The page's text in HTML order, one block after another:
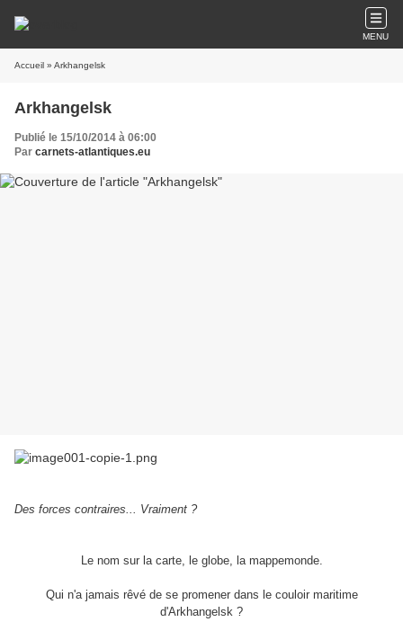
MENU
Accueil » Arkhangelsk
Arkhangelsk
Publié le 15/10/2014 à 06:00
Par carnets-atlantiques.eu
Des forces contraires... Vraiment ?
Le nom sur la carte, le globe, la mappemonde.
Qui n'a jamais rêvé de se promener dans le couloir maritime
d'Arkhangelsk ?